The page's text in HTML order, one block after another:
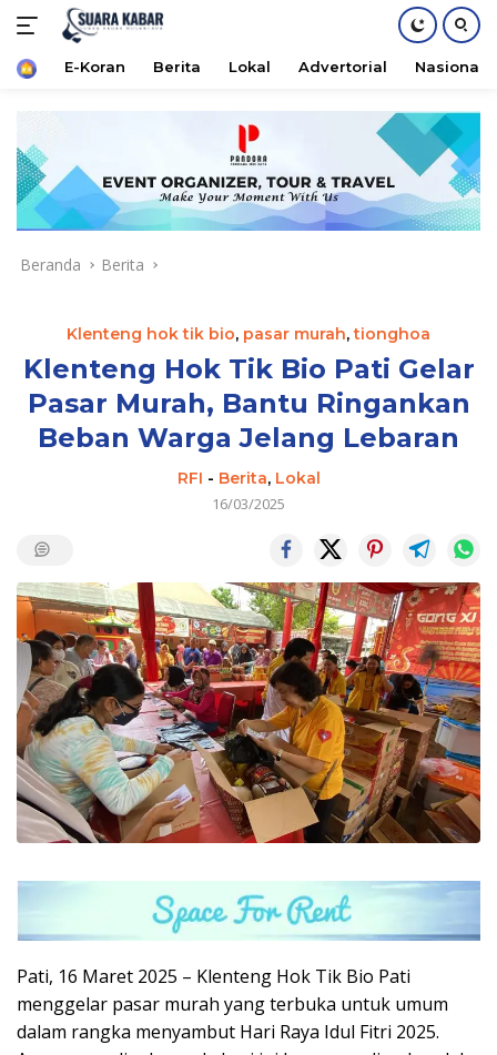
konten
HomeE-Koran Berita Lokal Advertorial Nasional
Beranda Berita
Klenteng hok tik bio, pasar murah,tionghoa
Klenteng Hok Tik Bio Pati Gelar
Pasar Murah, Bantu Ringankan
Beban Warga Jelang Lebaran
RFI - Berita, Lokal
16/03/2025
Pati, 16 Maret 2025 – Klenteng Hok Tik Bio Pati
menggelar pasar murah yang terbuka untuk umum
dalam rangka menyambut Hari Raya Idul Fitri 2025.